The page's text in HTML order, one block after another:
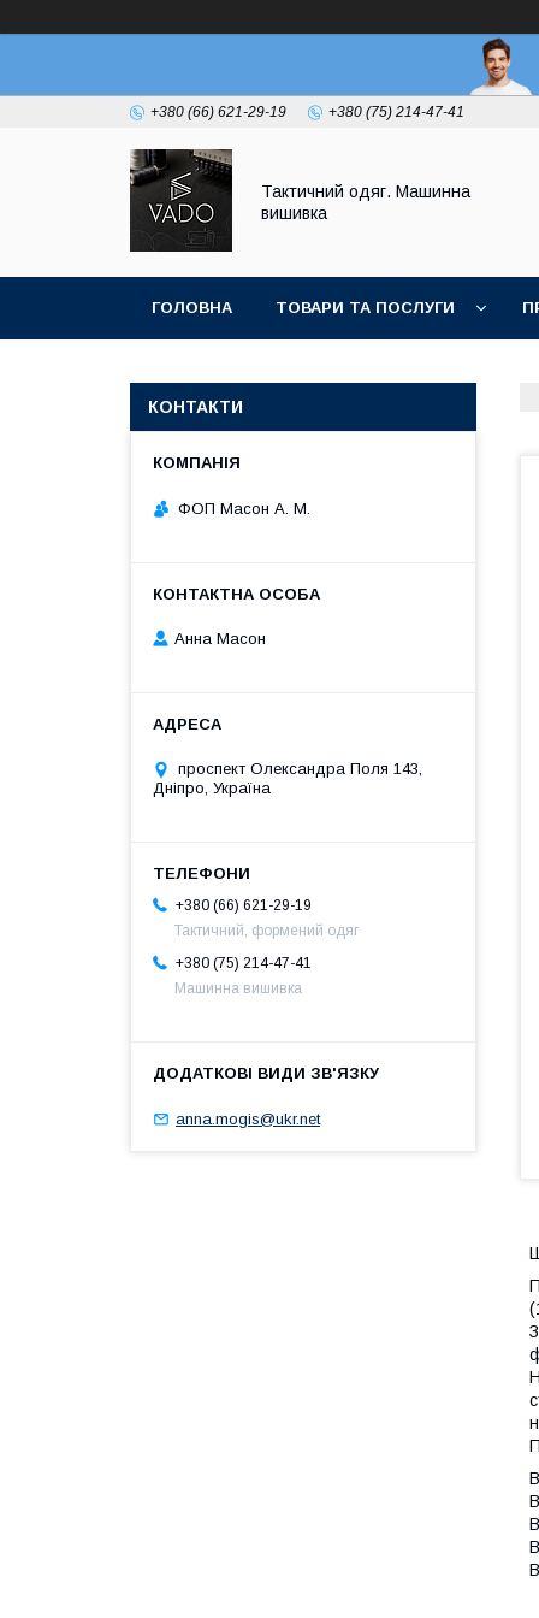
+380 (66) 621-29-19 +380 (75) 214-47-41
Тактичний одяг. Машинна
вишивка
ГОЛОВНА ТОВАРИ ТА ПОСЛУГИ
КОНТАКТИ
ФОП Масон А. М.
Анна Масон
проспект Олександра Поля 143,
Дніпро, Україна
+380 (66) 621-29-19
Тактичний, формений одяг
+380 (75) 214-47-41
Машинна вишивка
anna.mogis@ukr.net